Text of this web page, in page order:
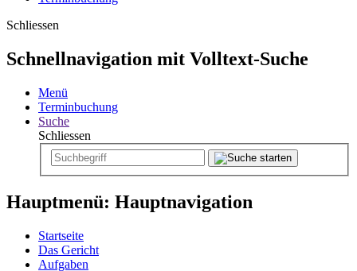
Schliessen
Schnellnavigation mit Volltext-Suche
Menü
Terminbuchung
Suche
Schliessen
Hauptmenü: Hauptnavigation
Startseite
Das Gericht
Aufgaben